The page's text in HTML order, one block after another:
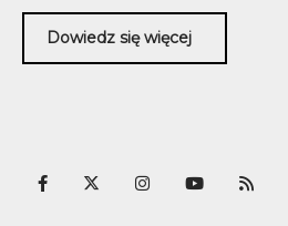
Dowiedz się więcej